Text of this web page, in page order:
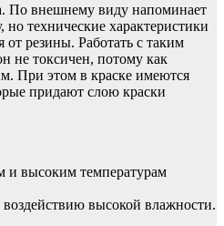
По внешнему виду напоминает
технические характеристики
резины. Работать с таким
не токсичен, потому как
При этом в краске имеются
придают слою краски
и высоким температурам
высокой влажности.